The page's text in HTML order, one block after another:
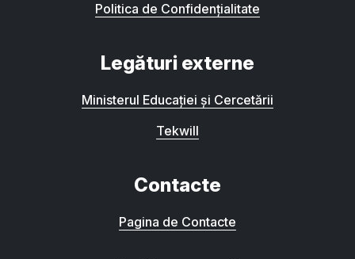
Politica de Confidențialitate
Legături externe
Ministerul Educației și Cercetării
Tekwill
Contacte
Pagina de Contacte